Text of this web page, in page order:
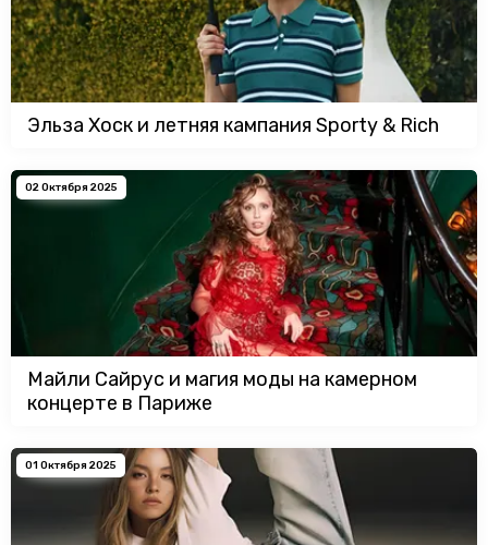
Эльза Хоск и летняя кампания Sporty & Rich
02 Октября 2025
Майли Сайрус и магия моды на камерном
концерте в Париже
01 Октября 2025